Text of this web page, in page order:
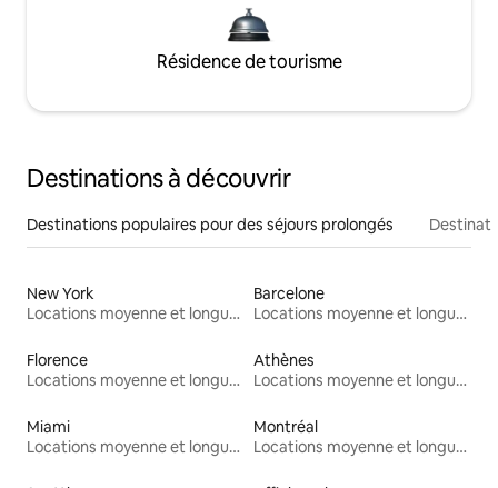
Résidence de tourisme
Destinations à découvrir
Destinations populaires pour des séjours prolongés
New York
Locations moyenne et longue durée
Barcelone
Locations moyenne et longue durée
Florence
Locations moyenne et longue durée
Athènes
Locations moyenne et longue durée
Miami
Locations moyenne et longue durée
Montréal
Locations moyenne et longue durée